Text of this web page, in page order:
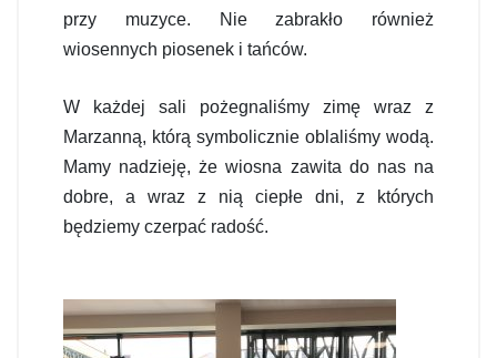
przy muzyce. Nie zabrakło również
wiosennych piosenek i tańców.
W każdej sali pożegnaliśmy zimę wraz z
Marzanną, którą symbolicznie oblaliśmy wodą.
Mamy nadzieję, że wiosna zawita do nas na
dobre, a wraz z nią ciepłe dni, z których
będziemy czerpać radość.